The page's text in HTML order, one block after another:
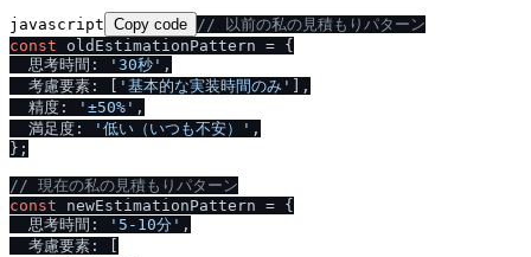
javascript Copy code // 以前の私の見積もりパターン
const oldEstimationPattern = {
  思考時間:
'30秒' ,
  考慮要素: [
'基本的な実装時間のみ'
],
  精度:
'±50%' ,
  満足度:
'低い（いつも不安）' ,
};
// 現在の私の見積もりパターン
const newEstimationPattern = {
  思考時間:
'5-10分' ,
  考慮要素: [